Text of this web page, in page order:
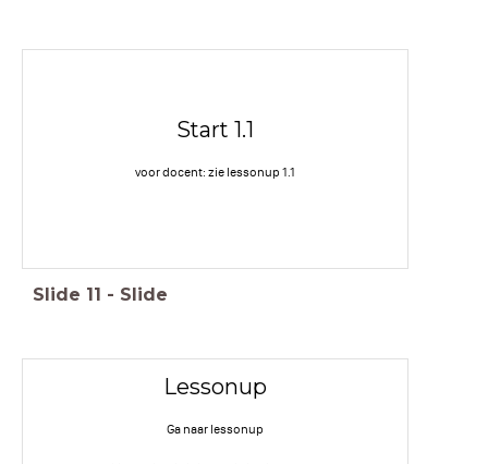
Start 1.1
voor docent: zie lessonup 1.1
Slide 11 - Slide
Lessonup
Ga naar lessonup